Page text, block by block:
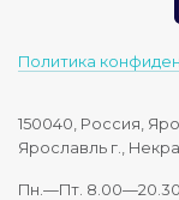
Политика
150040, Россия,
Ярославль г.,
Пн.—Пт.